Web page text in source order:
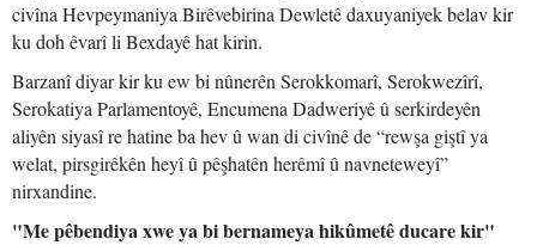
civîna Hevpeymaniya Birêvebirina Dewletê daxuyaniyek belav kir
ku doh êvarî li Bexdayê hat kirin.
Barzanî diyar kir ku ew bi nûnerên Serokkomarî, Serokwezîrî,
Serokatiya Parlamentoyê, Encumena Dadweriyê û serkirdeyên
aliyên siyasî re hatine ba hev û wan di civînê de “rewşa giştî ya
welat, pirsgirêkên heyî û pêşhatên herêmî û navneteweyî”
nirxandine.
"Me pêbendiya xwe ya bi bernameya hikûmetê ducare kir"